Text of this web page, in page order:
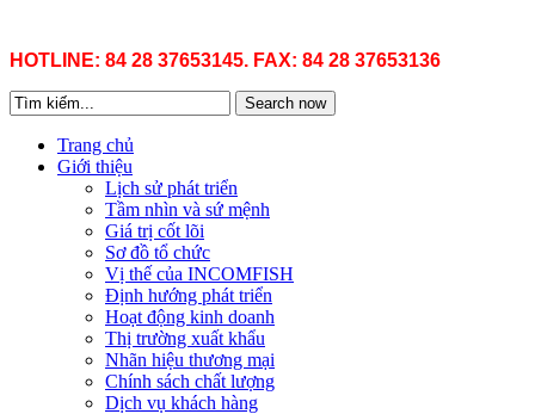
HOTLINE: 84 28 37653145. FAX: 84 28 37653136
Search now
Trang chủ
Giới thiệu
Lịch sử phát triển
Tầm nhìn và sứ mệnh
Giá trị cốt lõi
Sơ đồ tổ chức
Vị thế của INCOMFISH
Định hướng phát triển
Hoạt động kinh doanh
Thị trường xuất khẩu
Nhãn hiệu thương mại
Chính sách chất lượng
Dịch vụ khách hàng